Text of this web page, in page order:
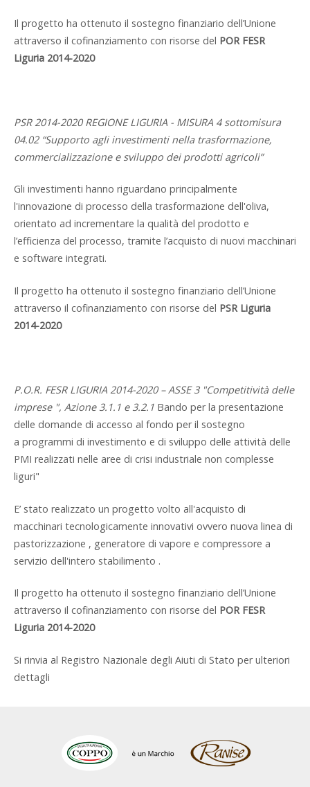
Il progetto ha ottenuto il sostegno finanziario dell’Unione
attraverso il cofinanziamento con risorse del POR FESR
Liguria 2014-2020
PSR 2014-2020 REGIONE LIGURIA - MISURA 4 sottomisura
04.02 “Supporto agli investimenti nella trasformazione,
commercializzazione e sviluppo dei prodotti agricoli”
Gli investimenti hanno riguardano principalmente
l'innovazione di processo della trasformazione dell'oliva,
orientato ad incrementare la qualità del prodotto e
l’efficienza del processo, tramite l’acquisto di nuovi macchinari
e software integrati.
Il progetto ha ottenuto il sostegno finanziario dell’Unione
attraverso il cofinanziamento con risorse del PSR Liguria
2014-2020
P.O.R. FESR LIGURIA 2014-2020 – ASSE 3 "Competitività delle
imprese ", Azione 3.1.1 e 3.2.1 Bando per la presentazione
delle domande di accesso al fondo per il sostegno
a programmi di investimento e di sviluppo delle attività delle
PMI realizzati nelle aree di crisi industriale non complesse
liguri"
E’ stato realizzato un progetto volto all'acquisto di
macchinari tecnologicamente innovativi ovvero nuova linea di
pastorizzazione , generatore di vapore e compressore a
servizio dell'intero stabilimento .
Il progetto ha ottenuto il sostegno finanziario dell’Unione
attraverso il cofinanziamento con risorse del POR FESR
Liguria 2014-2020
Si rinvia al Registro Nazionale degli Aiuti di Stato per ulteriori
dettagli